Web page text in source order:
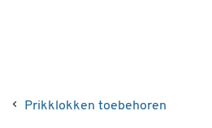
Prikklokken toebehoren